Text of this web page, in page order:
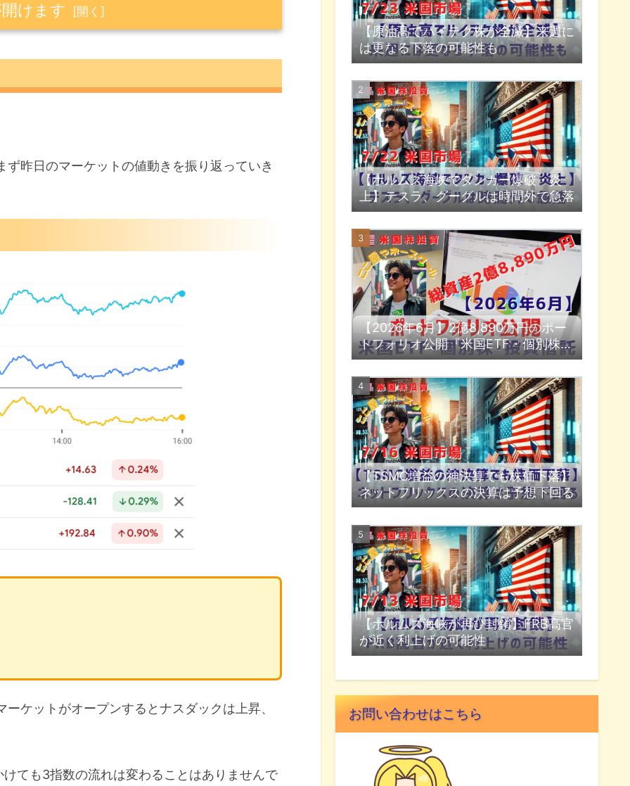
けます
の高水準
昨日のマーケットの値動きを振り返っていき
ケットがオープンするとナスダックは上昇、
ても3指数の流れは変わることはありませんで
【原油高でハイテク株が全滅】来週に
は更なる下落の可能性も
【ホルムズ海峡でタンカー爆破・炎
上】テスラ、グーグルは時間外で急落
【2026年6月】2億8,890万円のポー
トフォリオ公開『米国ETF・個別株・
投資信託』
【TSMC増益の神決算でも株価下落】
ネットフリックスの決算は予想下回る
【ホルムズ海峡が再び封鎖】FRB高官
が近く利上げの可能性
お問い合わせはこちら